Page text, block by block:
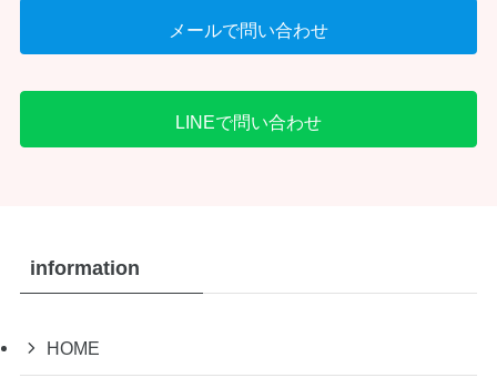
メールで問い合わせ
LINEで問い合わせ
information
HOME